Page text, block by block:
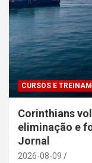
CURSOS E
Corinthians
eliminação e
Jornal
2026-08-09